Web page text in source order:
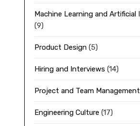
Machine Learning and Artificial
(9)
Product Design(5)
Hiring and Interviews (14)
Project and Team Management
Engineering Culture (17)